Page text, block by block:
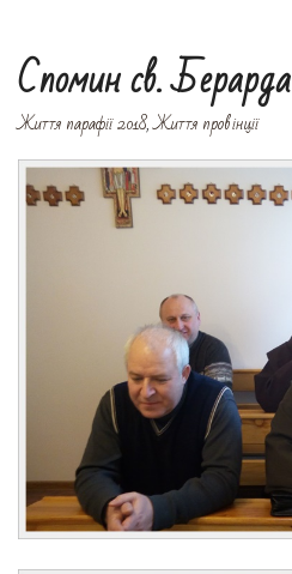
Спомин св. Берарда
Життя парафії 2018,Життя провінції